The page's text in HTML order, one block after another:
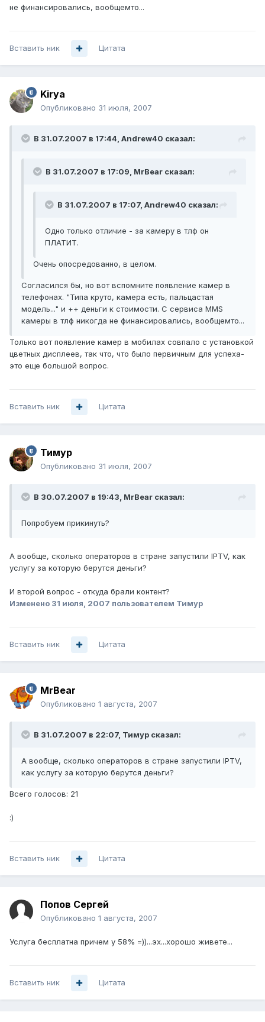
не финансировались, вообщемто...
Вставить ник Цитата
Kirya
Опубликовано 31 июля, 2007
В 31.07.2007 в 17:44, Andrew40 сказал:
В 31.07.2007 в 17:09, MrBear сказал:
В 31.07.2007 в 17:07, Andrew40 сказал:
Одно только отличие - за камеру в тлф он
ПЛАТИТ.
Очень опосредованно, в целом.
Согласился бы, но вот вспомните появление камер в
телефонах. "Типа круто, камера есть, пальцастая
модель..." и ++ деньги к стоимости. С сервиса MMS
камеры в тлф никогда не финансировались, вообщемто...
Только вот появление камер в мобилах совпало с установкой
цветных дисплеев, так что, что было первичным для успеха-
это еще большой вопрос.
Вставить ник Цитата
Тимур
Опубликовано 31 июля, 2007
В 30.07.2007 в 19:43, MrBear сказал:
Попробуем прикинуть?
А вообще, сколько операторов в стране запустили IPTV, как
услугу за которую берутся деньги?
И второй вопрос - откуда брали контент?
Изменено 31 июля, 2007 пользователем Тимур
Вставить ник Цитата
MrBear
Опубликовано 1 августа, 2007
В 31.07.2007 в 22:07, Тимур сказал:
А вообще, сколько операторов в стране запустили IPTV,
как услугу за которую берутся деньги?
Всего голосов: 21
:)
Вставить ник Цитата
Попов Сергей
Опубликовано 1 августа, 2007
Услуга бесплатна причем у 58% =))...эх...хорошо живете...
Вставить ник Цитата